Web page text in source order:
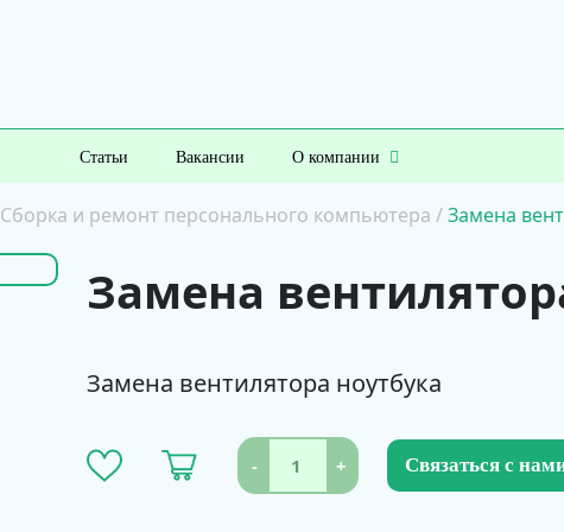
Статьи Вакансии О компании
Сборка и ремонт персонального компьютера /Замена
Замена
Замена вентилятора ноутбука
- + Связаться с